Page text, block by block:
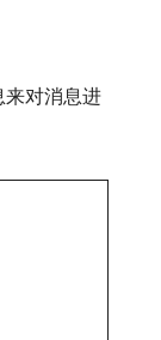
来对消息进